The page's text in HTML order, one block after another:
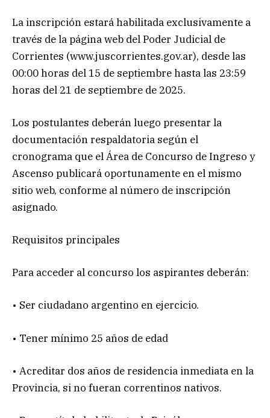
La inscripción estará habilitada exclusivamente a
través de la página web del Poder Judicial de
Corrientes (www.juscorrientes.gov.ar), desde las
00:00 horas del 15 de septiembre hasta las 23:59
horas del 21 de septiembre de 2025.
Los postulantes deberán luego presentar la
documentación respaldatoria según el
cronograma que el Área de Concurso de Ingreso y
Ascenso publicará oportunamente en el mismo
sitio web, conforme al número de inscripción
asignado.
Requisitos principales
Para acceder al concurso los aspirantes deberán:
• Ser ciudadano argentino en ejercicio.
• Tener mínimo 25 años de edad
• Acreditar dos años de residencia inmediata en la
Provincia, si no fueran correntinos nativos.